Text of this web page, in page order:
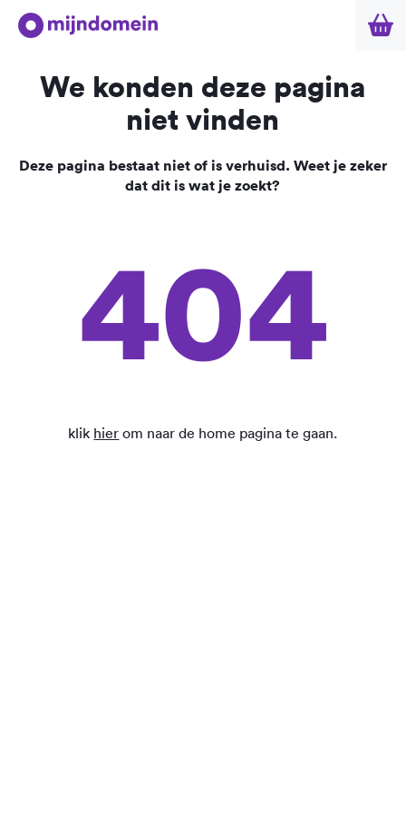
We konden deze pagina
niet vinden
Deze pagina bestaat niet of is verhuisd. Weet je zeker
dat dit is wat je zoekt?
404
klik hier om naar de home pagina te gaan.